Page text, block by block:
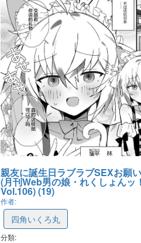
親友に誕生日ラブラブSEXお願
(月刊Web男の娘・れくしょんッ
Vol.106) (19)
作者:
四角いくろ丸
分類: